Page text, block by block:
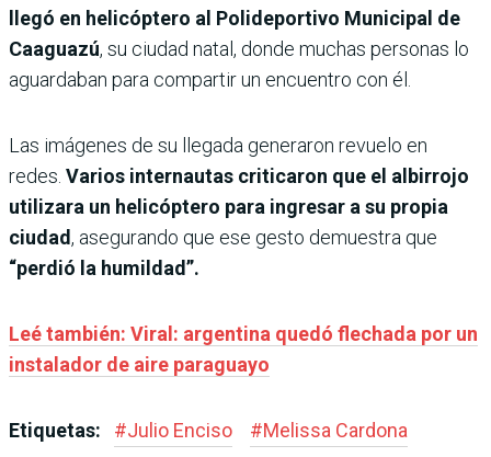
llegó en helicóptero al Polideportivo Municipal de
Caaguazú, su ciudad natal, donde muchas personas lo
aguardaban para compartir un encuentro con él.
Las imágenes de su llegada generaron revuelo en
redes. Varios internautas criticaron que el albirrojo
utilizara un helicóptero para ingresar a su propia
ciudad, asegurando que ese gesto demuestra que
“perdió la humildad”.
Leé también: Viral: argentina quedó flechada por un
instalador de aire paraguayo
Etiquetas: #Julio Enciso #Melissa Cardona